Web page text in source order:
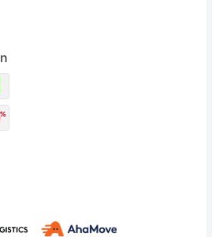
640 cũng rộng hơn so với các
tiền nhiệm; được thiết kế lõm